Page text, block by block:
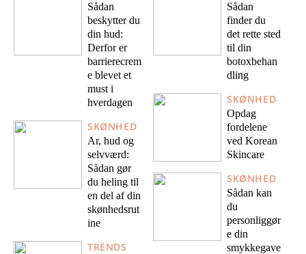
Sådan
beskytter du
din hud:
Derfor er
barrierecrem
e blevet et
must i
hverdagen
SKØNHED
Ar, hud og
selvværd:
Sådan gør
du heling til
en del af din
skønhedsrut
ine
TRENDS
Sådan
finder du
det rette sted
til din
botoxbehan
dling
SKØNHED
Opdag
fordelene
ved Korean
Skincare
SKØNHED
Sådan kan
du
personliggør
e din
smykkegave